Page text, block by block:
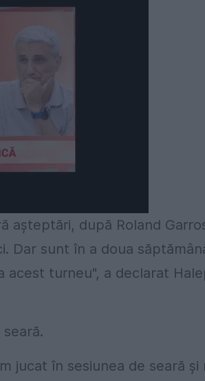
aşteptări, după Roland
Dar sunt în a doua
acest turneu", a declarat
jucat în sesiunea de seară şi